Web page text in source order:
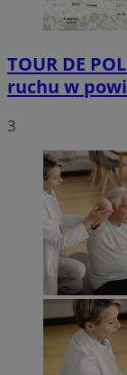
TOUR DE
ruchu w
3